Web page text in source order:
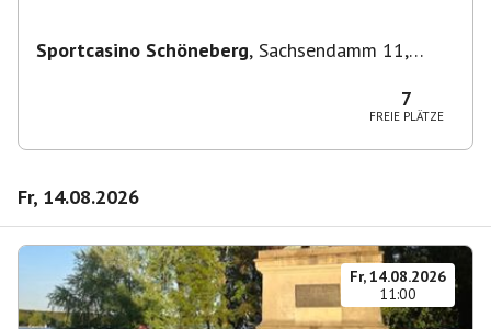
Sportcasino Schöneberg, Sachsendamm 11,
7
FREIE PLÄTZE
Fr, 14.08.2026
Fr, 14.08.2026
11:00